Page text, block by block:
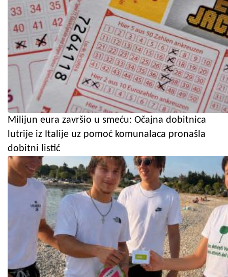
Milijun eura završio u smeću: Očajna dobitnica
lutrije iz Italije uz pomoć komunalaca pronašla
dobitni listić